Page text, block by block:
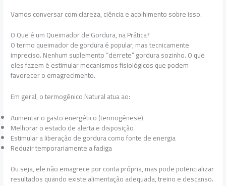
Vamos conversar com clareza, ciência e acolhimento sobre isso.
O Que é um Queimador de Gordura, na Prática?
O termo queimador de gordura é popular, mas tecnicamente
impreciso. Nenhum suplemento “derrete” gordura sozinho. O que
eles fazem é estimular mecanismos fisiológicos que podem
favorecer o emagrecimento.
Em geral, o termogênico Natural atua ao:
Aumentar o gasto energético (termogênese)
Melhorar o estado de alerta e disposição
Estimular a liberação de gordura como fonte de energia
Reduzir temporariamente a fadiga
Ou seja, ele não emagrece por conta própria, mas pode potencializar
resultados quando existe alimentação adequada, treino e descanso.